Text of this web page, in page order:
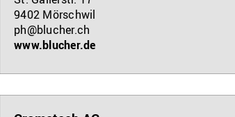
9402 Mörschwil
ph@blucher.ch
www.blucher.de